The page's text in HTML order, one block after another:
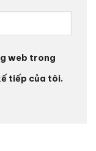
web trong
tiếp của tôi.